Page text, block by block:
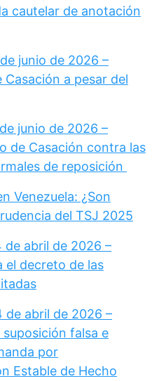
cautelar de anotación
junio de 2026 –
Casación a pesar del
junio de 2026 –
de Casación contra las
de reposición
Venezuela: ¿Son
del TSJ 2025
de abril de 2026 –
el decreto de las
de abril de 2026 –
falsa e
por
Estable de Hecho